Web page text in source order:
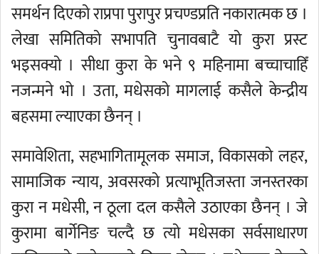
समर्थन दिएको राप्रपा पुरापुर प्रचण्डप्रति नकारात्मक छ ।
लेखा समितिको सभापति चुनावबाटै यो कुरा प्रस्ट
भइसक्यो । सीधा कुरा के भने ९ महिनामा बच्चाचाहिँ
नजन्मने भो । उता, मधेसको मागलाई कसैले केन्द्रीय
बहसमा ल्याएका छैनन् ।
समावेशिता, सहभागितामूलक समाज, विकासको लहर,
सामाजिक न्याय, अवसरको प्रत्याभूतिजस्ता जनस्तरका
कुरा न मधेसी, न ठूला दल कसैले उठाएका छैनन् । जे
कुरामा बार्गेनिङ चल्दै छ त्यो मधेसका सर्वसाधारण